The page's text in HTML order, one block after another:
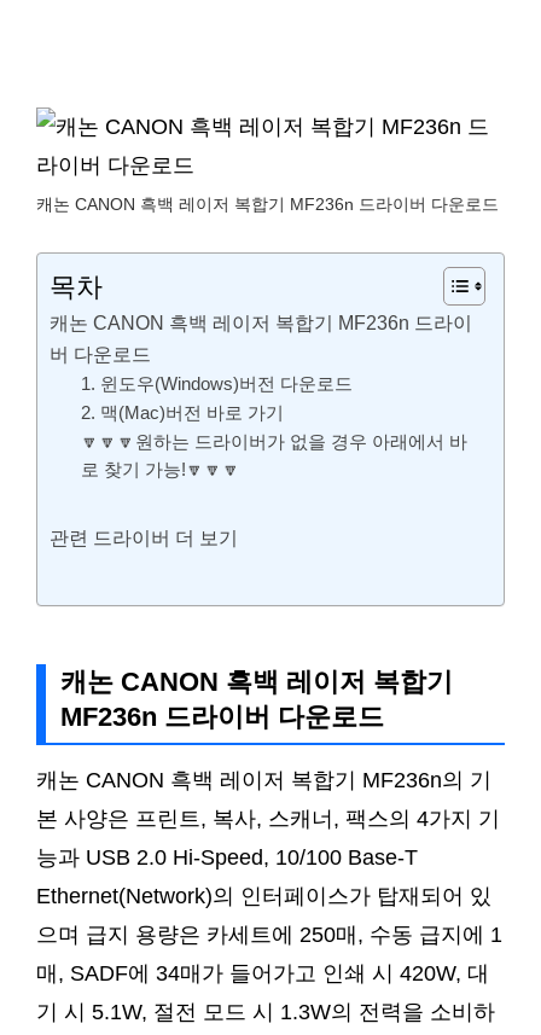
캐논 CANON 흑백 레이저 복합기 MF236n 드라이버 다운로드
목차
캐논 CANON 흑백 레이저 복합기 MF236n 드라이
버 다운로드
1. 윈도우(Windows)버전 다운로드
2. 맥(Mac)버전 바로 가기
🔽🔽🔽원하는 드라이버가 없을 경우 아래에서 바
로 찾기 가능!🔽🔽🔽
관련 드라이버 더 보기
캐논 CANON 흑백 레이저 복합기
MF236n 드라이버 다운로드
캐논 CANON 흑백 레이저 복합기 MF236n의 기
본 사양은 프린트, 복사, 스캐너, 팩스의 4가지 기
능과 USB 2.0 Hi-Speed, 10/100 Base-T
Ethernet(Network)의 인터페이스가 탑재되어 있
으며 급지 용량은 카세트에 250매, 수동 급지에 1
매, SADF에 34매가 들어가고 인쇄 시 420W, 대
기 시 5.1W, 절전 모드 시 1.3W의 전력을 소비하